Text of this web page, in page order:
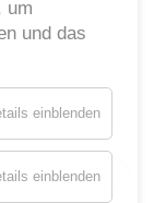
um
und das
einblendenfür
einblendenfür